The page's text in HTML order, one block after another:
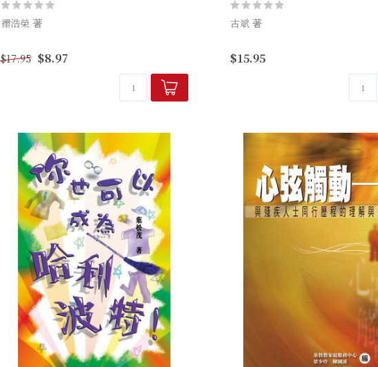
禤浩榮 著
國」）與哈利波特、魔戒齊名，卻蘊藏不少
人生及信仰的訊息。這本書清清楚楚為我們
揭示這些訊息，是任何喜歡魯益...
$17.95 $8.97
古斌 著
入商場賭場片場。54個與城巿事物
尋常的題目、不尋常的論述，可
巿評論和抒情的小品之外，提供...
$15.95